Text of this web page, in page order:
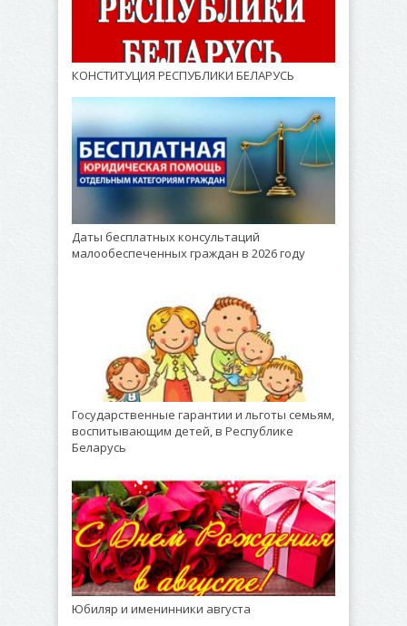
КОНСТИТУЦИЯ РЕСПУБЛИКИ БЕЛАРУСЬ
Даты бесплатных консультаций
малообеспеченных граждан в 2026 году
Государственные гарантии и льготы семьям,
воспитывающим детей, в Республике
Беларусь
Юбиляр и именинники августа